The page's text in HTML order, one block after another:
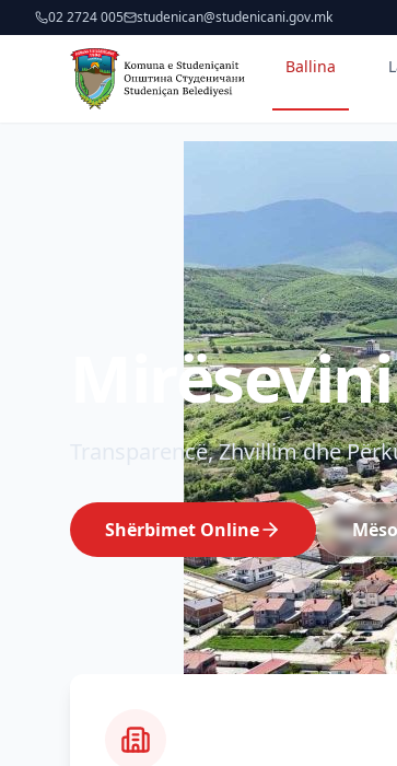
02 2724 005 studenican@studenicani.gov.mk
Ballina
Transparencë, Zhvillim dhe
Shërbimet Online